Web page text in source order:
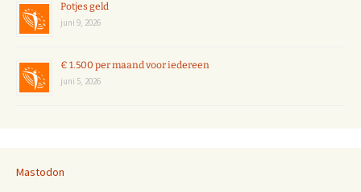
Potjes geld
juni 9, 2026
€ 1.500 per maand voor iedereen
juni 5, 2026
Mastodon